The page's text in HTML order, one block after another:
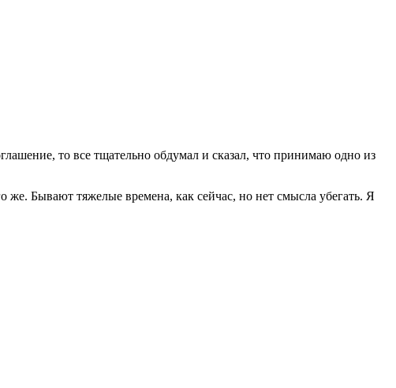
то всe тщательно обдумал и сказал, что принимаю одно из
же. Бывают тяжeлые времена, как сейчас, но нет смысла убегать. Я